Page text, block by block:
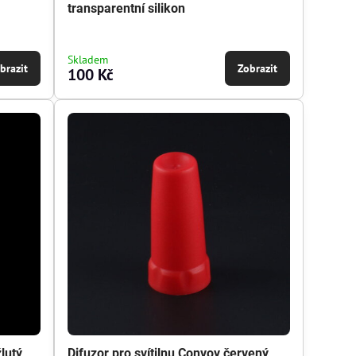
transparentní silikon
Skladem
100 Kč Zobrazit